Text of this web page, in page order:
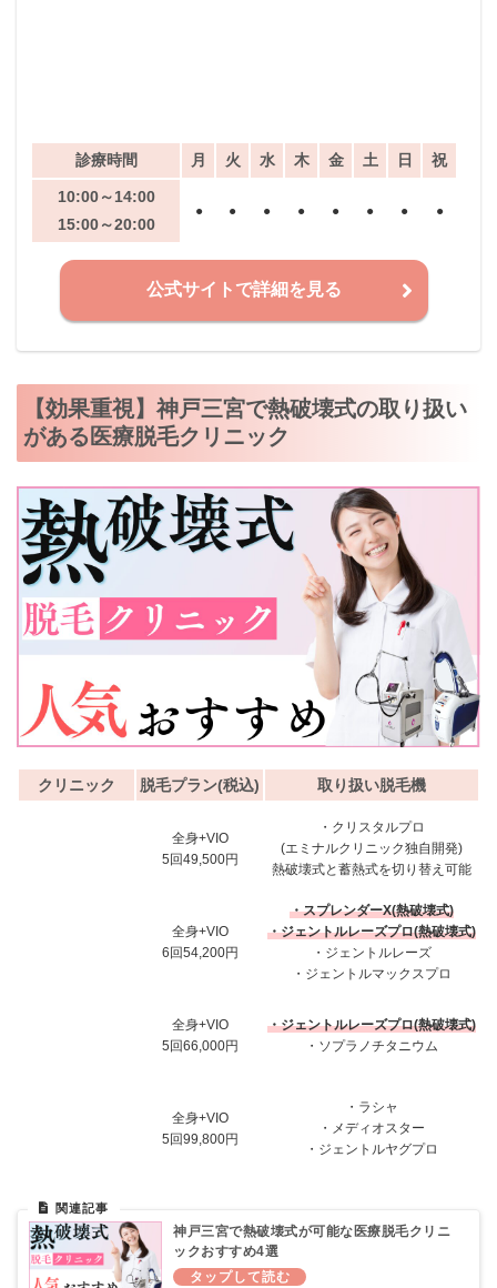
診療時間 月 火 水 木 金 土 日 祝
10:00～14:00
15:00～20:00
● ● ● ● ● ● ● ●
公式サイトで詳細を見る
【効果重視】神戸三宮で熱破壊式の取り扱い
がある医療脱毛クリニック
クリニック 脱毛プラン(税込) 取り扱い脱毛機
全身+VIO
5回49,500円
・クリスタルプロ
(エミナルクリニック独自開発)
熱破壊式と蓄熱式を切り替え可能
全身+VIO
6回54,200円
・スプレンダーX(熱破壊式)
・ジェントルレーズプロ(熱破壊式)
・ジェントルレーズ
・ジェントルマックスプロ
全身+VIO
5回66,000円
・ジェントルレーズプロ(熱破壊式)
・ソプラノチタニウム
全身+VIO
5回99,800円
・ラシャ
・メディオスター
・ジェントルヤグプロ
神戸三宮で熱破壊式が可能な医療脱毛クリニ
ックおすすめ4選